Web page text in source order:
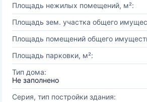
Площадь нежилых помещений, м²:
Площадь зем. участка общего
Площадь помещений общего
Площадь парковки, м²:
Тип дома:
Не заполнено
Серия, тип постройки здания: